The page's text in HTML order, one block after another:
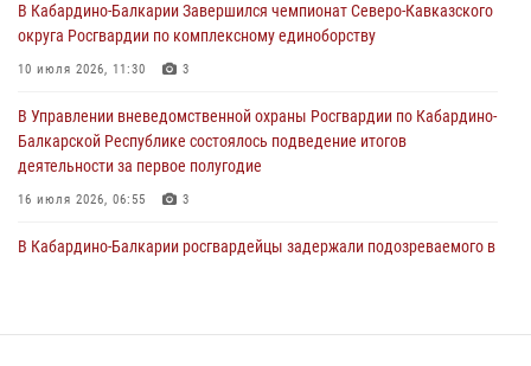
В Кабардино-Балкарии нештатные инструктора подразделений
Росгвардии отработали профессиональные навыки
В Кабардино-Балкарии Завершился чемпионат Северо-Кавказского
округа Росгвардии по комплексному единоборству
10 июля 2026, 11:30 3
В Управлении вневедомственной охраны Росгвардии по Кабардино-
Балкарской Республике состоялось подведение итогов
деятельности за первое полугодие
16 июля 2026, 06:55 3
В Кабардино-Балкарии росгвардейцы задержали подозреваемого в